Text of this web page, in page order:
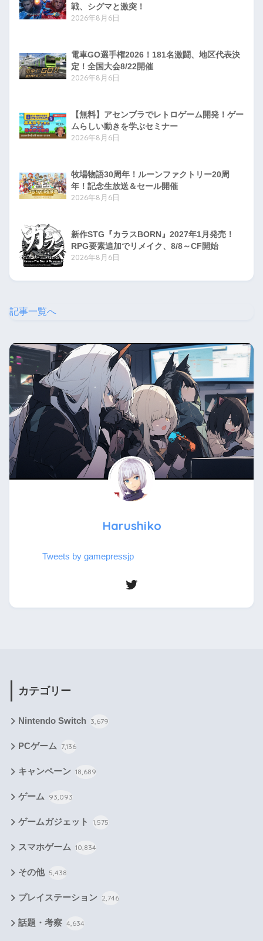
戦、シグマと激突！
2026年8月6日
電車GO選手権2026！181名激闘、地区代表決
定！全国大会8/22開催
2026年8月6日
【無料】アセンブラでレトロゲーム開発！ゲー
ムらしい動きを学ぶセミナー
2026年8月6日
牧場物語30周年！ルーンファクトリー20周
年！記念生放送＆セール開催
2026年8月6日
新作STG『カラスBORN』2027年1月発売！
RPG要素追加でリメイク、8/8～CF開始
2026年8月6日
記事一覧へ
Harushiko
Tweets by gamepressjp
カテゴリー
Nintendo Switch 3,679
PCゲーム 7,136
キャンペーン 18,689
ゲーム 93,093
ゲームガジェット 1,575
スマホゲーム 10,834
その他 5,438
プレイステーション 2,746
話題・考察 4,634